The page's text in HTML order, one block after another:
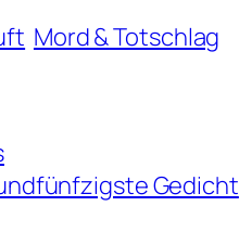
Mord & Totschlag
Gedicht